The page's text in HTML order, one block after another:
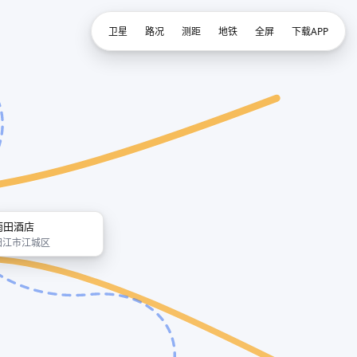
田酒店
江市江城区
卫星 路况 测距 地铁 全屏 下载APP